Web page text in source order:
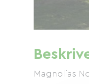
Magnolias